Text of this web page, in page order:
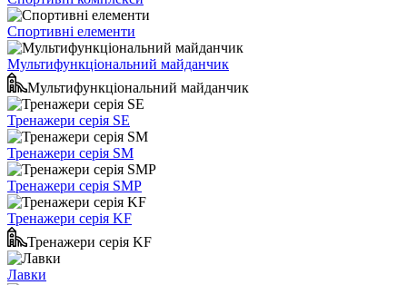
Спортивні елементи
Мультифункціональний майданчик
Мультифункціональний майданчик
Тренажери серія SE
Тренажери серія SM
Тренажери серія SMP
Тренажери серія KF
Тренажери серія KF
Лавки